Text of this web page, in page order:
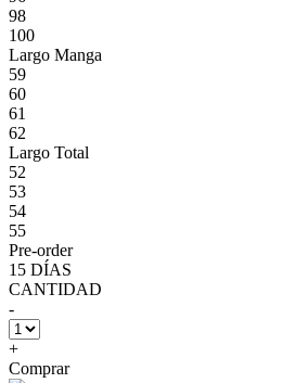
98
100
Largo Manga
59
60
61
62
Largo Total
52
53
54
55
Pre-order
15 DÍAS
CANTIDAD
-
+
Comprar